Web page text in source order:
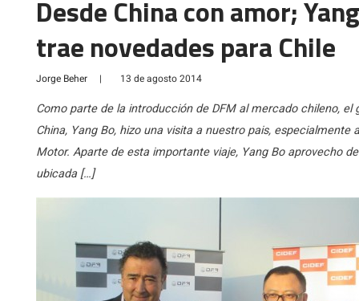
Desde China con amor;
trae novedades para Chile
Jorge Beher | 13 de agosto 2014
Como parte de la introducción de DFM al mercado chileno,
China, Yang Bo, hizo una visita a nuestro pais,
Motor. Aparte de esta importante viaje, Yang Bo aprovecho
ubicada […]